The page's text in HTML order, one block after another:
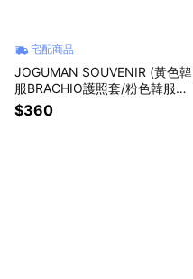
宅配商品
JOGUMAN SOUVENIR (黃色韓
服BRACHIO護照套/粉色韓服W
OODY護照套)
$360